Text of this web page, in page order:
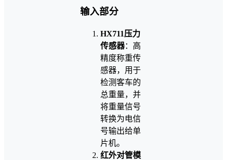
输入部分
HX711压力
传感器：高
精度称重传
感器，用于
检测客车的
总重量，并
将重量信号
转换为电信
号输出给单
片机。
红外对管模